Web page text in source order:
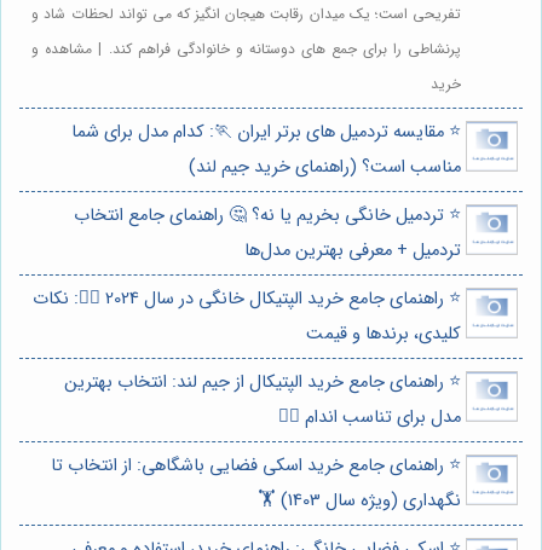
تفریحی است؛ یک میدان رقابت هیجان انگیز که می تواند لحظات شاد و
پرنشاطی را برای جمع های دوستانه و خانوادگی فراهم کند. | مشاهده و
خرید
⭐️ مقایسه تردمیل های برتر ایران 🏃: کدام مدل برای شما
مناسب است؟ (راهنمای خرید جیم لند)
⭐️ تردمیل خانگی بخریم یا نه؟ 🤔 راهنمای جامع انتخاب
تردمیل + معرفی بهترین مدل‌ها
⭐️ راهنمای جامع خرید الپتیکال خانگی در سال 2024 🏃‍♀️: نکات
کلیدی، برندها و قیمت
⭐️ راهنمای جامع خرید الپتیکال از جیم لند: انتخاب بهترین
مدل برای تناسب اندام 🏃‍♀️
⭐️ راهنمای جامع خرید اسکی فضایی باشگاهی: از انتخاب تا
نگهداری (ویژه سال 1403) 🏋️